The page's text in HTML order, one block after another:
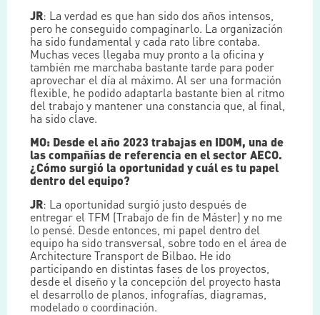
JR: La verdad es que han sido dos años intensos,
pero he conseguido compaginarlo. La organización
ha sido fundamental y cada rato libre contaba.
Muchas veces llegaba muy pronto a la oficina y
también me marchaba bastante tarde para poder
aprovechar el día al máximo. Al ser una formación
flexible, he podido adaptarla bastante bien al ritmo
del trabajo y mantener una constancia que, al final,
ha sido clave.
MO: Desde el año 2023 trabajas en IDOM, una de
las compañías de referencia en el sector AECO.
¿Cómo surgió la oportunidad y cuál es tu papel
dentro del equipo?
JR: La oportunidad surgió justo después de
entregar el TFM (Trabajo de fin de Máster) y no me
lo pensé. Desde entonces, mi papel dentro del
equipo ha sido transversal, sobre todo en el área de
Architecture Transport de Bilbao. He ido
participando en distintas fases de los proyectos,
desde el diseño y la concepción del proyecto hasta
el desarrollo de planos, infografías, diagramas,
modelado o coordinación.